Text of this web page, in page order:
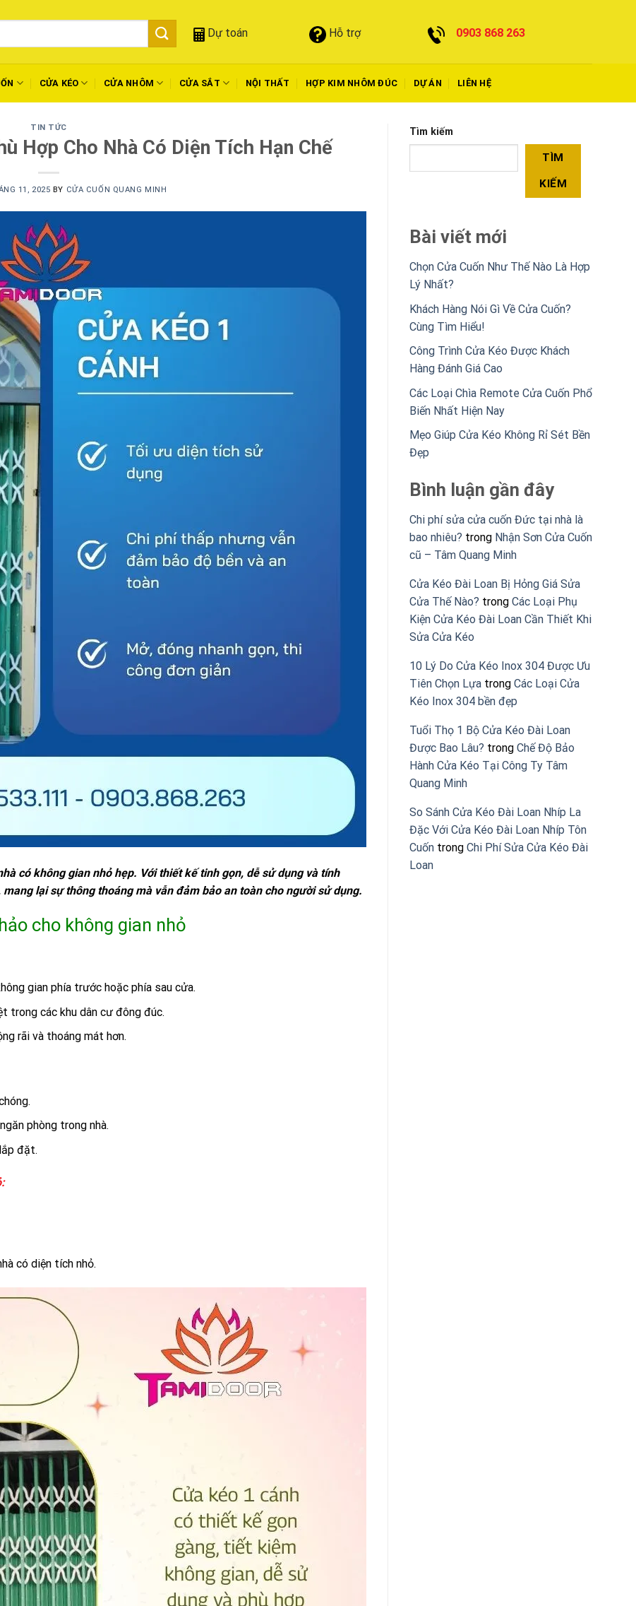
Dự toán Hỗ trợ 0903 868 263
CỬA KÉO CỬA NHÔM CỬA SẮT NỘI THẤT HỢP KIM NHÔM ĐÚC DỰ ÁN LIÊN HỆ
TIN TỨC
Hợp Cho Nhà Có Diện Tích Hạn Chế
11, 2025 BY CỬA CUỐN QUANG MINH
có không gian nhỏ hẹp. Với thiết kế tinh gọn, dễ sử dụng và tính
lại sự thông thoáng mà vẫn đảm bảo an toàn cho người sử dụng.
cho không gian nhỏ
gian phía trước hoặc phía sau cửa.
trong các khu dân cư đông đúc.
rãi và thoáng mát hơn.
phòng trong nhà.
đặt.
có diện tích nhỏ.
Tìm kiếm
TÌM
KIẾM
Bài viết mới
Chọn Cửa Cuốn Như Thế Nào Là Hợp
Lý Nhất?
Khách Hàng Nói Gì Về Cửa Cuốn?
Cùng Tìm Hiểu!
Công Trình Cửa Kéo Được Khách
Hàng Đánh Giá Cao
Các Loại Chìa Remote Cửa Cuốn Phổ
Biến Nhất Hiện Nay
Mẹo Giúp Cửa Kéo Không Rỉ Sét Bền
Đẹp
Bình luận gần đây
Chi phí sửa cửa cuốn Đức tại nhà là
bao nhiêu? trong Nhận Sơn Cửa Cuốn
cũ – Tâm Quang Minh
Cửa Kéo Đài Loan Bị Hỏng Giá Sửa
Cửa Thế Nào? trong Các Loại Phụ
Kiện Cửa Kéo Đài Loan Cần Thiết Khi
Sửa Cửa Kéo
10 Lý Do Cửa Kéo Inox 304 Được Ưu
Tiên Chọn Lựa trong Các Loại Cửa
Kéo Inox 304 bền đẹp
Tuổi Thọ 1 Bộ Cửa Kéo Đài Loan
Được Bao Lâu? trong Chế Độ Bảo
Hành Cửa Kéo Tại Công Ty Tâm
Quang Minh
So Sánh Cửa Kéo Đài Loan Nhíp La
Đặc Với Cửa Kéo Đài Loan Nhíp Tôn
Cuốn trong Chi Phí Sửa Cửa Kéo Đài
Loan